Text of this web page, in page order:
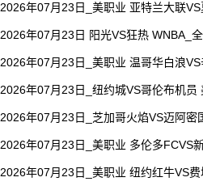
2026年07月23日_美职业 亚特兰大联VS
2026年07月23日 阳光VS狂热 WNBA_全
2026年07月23日_美职业 温哥华白浪VS
2026年07月23日_纽约城VS哥伦布机员
2026年07月23日_芝加哥火焰VS迈阿密
2026年07月23日_美职业 多伦多FCVS
2026年07月23日_美职业 纽约红牛VS费